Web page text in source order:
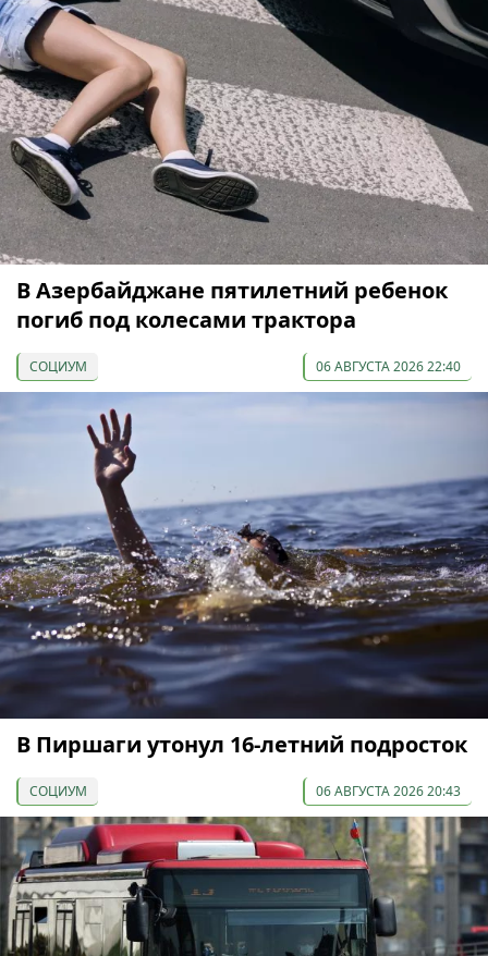
В Азербайджане пятилетний ребенок
погиб под колесами трактора
СОЦИУМ 06 АВГУСТА 2026 22:40
В Пиршаги утонул 16-летний подросток
СОЦИУМ 06 АВГУСТА 2026 20:43